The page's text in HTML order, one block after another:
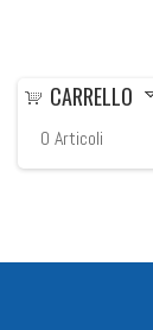
CARRELLO
0 Articoli